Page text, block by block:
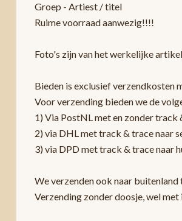
Groep - Artiest / titel
Ruime voorraad aanwezig!!!!
Foto's zijn van het werkelijke
Bieden is exclusief verzendkosten
Voor verzending bieden we de
1) Via PostNL met en zonder track
2) via DHL met track & trace naar
3) via DPD met track & trace naar
We verzenden ook naar
Verzending zonder doosje, wel